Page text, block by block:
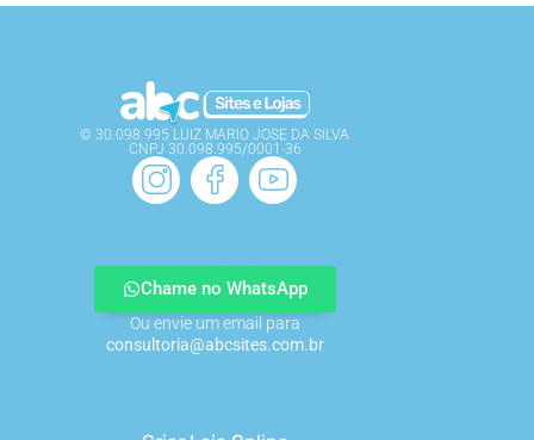
© 30.098.995 LUIZ MARIO JOSE DA SILVA
CNPJ 30.098.995/0001-36
Chame no WhatsApp
Ou envie um email para
consultoria@abcsites.com.br